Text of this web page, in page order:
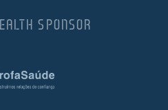
SPONSOR